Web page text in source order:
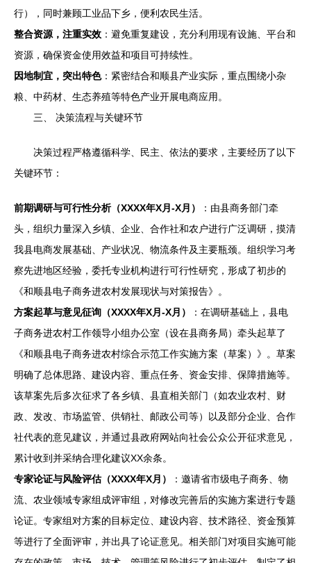
行），同时兼顾工业品下乡，便利农民生活。
整合资源，注重实效 ：避免重复建设，充分利用现有设施、平台和
资源，确保资金使用效益和项目可持续性。
因地制宜，突出特色：紧密结合和顺县产业实际，重点围绕小杂
粮、中药材、生态养殖等特色产业开展电商应用。
三、 决策流程与关键环节
决策过程严格遵循科学、民主、依法的要求，主要经历了以下
关键环节：
前期调研与可行性分析（XXXX年X月-X月）
：由县商务部门牵
头，组织力量深入乡镇、企业、合作社和农户进行广泛调研，摸清
我县电商发展基础、产业状况、物流条件及主要瓶颈。组织学习考
察先进地区经验，委托专业机构进行可行性研究，形成了初步的
《和顺县电子商务进农村发展现状与对策报告》。
方案起草与意见征询（XXXX年X月-X月）
：在调研基础上，县电
子商务进农村工作领导小组办公室（设在县商务局）牵头起草了
《和顺县电子商务进农村综合示范工作实施方案（草案）》。草案
明确了总体思路、建设内容、重点任务、资金安排、保障措施等。
该草案先后多次征求了各乡镇、县直相关部门（如农业农村、财
政、发改、市场监管、供销社、邮政公司等）以及部分企业、合作
社代表的意见建议，并通过县政府网站向社会公众公开征求意见，
累计收到并采纳合理化建议XX余条。
专家论证与风险评估（XXXX年X月）
：邀请省市级电子商务、物
流、农业领域专家组成评审组，对修改完善后的实施方案进行专题
论证。专家组对方案的目标定位、建设内容、技术路径、资金预算
等进行了全面评审，并出具了论证意见。相关部门对项目实施可能